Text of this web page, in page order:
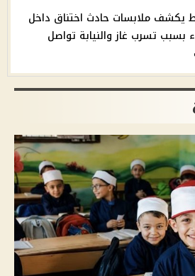
يكشف ملابسات حادث اختناق داخل
بسبب تسرب غاز والنيابة تواصل